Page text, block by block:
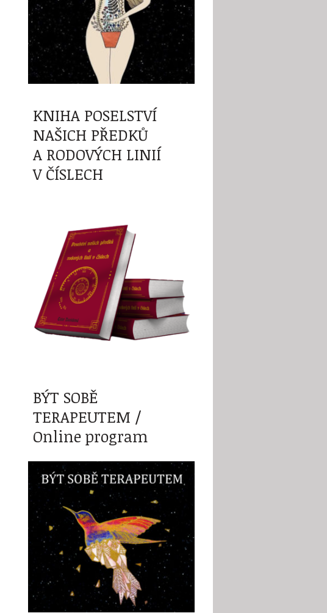
KNIHA POSELSTVÍ
NAŠICH PŘEDKŮ
A RODOVÝCH LINIÍ
V ČÍSLECH
BÝT SOBĚ
TERAPEUTEM /
Online program